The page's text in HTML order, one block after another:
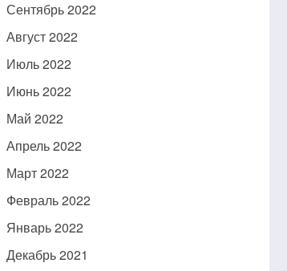
Сентябрь 2022
Август 2022
Июль 2022
Июнь 2022
Май 2022
Апрель 2022
Март 2022
Февраль 2022
Январь 2022
Декабрь 2021